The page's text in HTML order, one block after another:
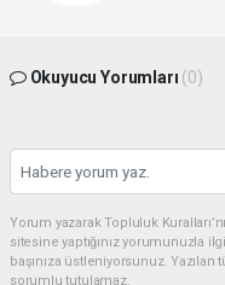
Okuyucu Yorumları (0)
Yorum yazarak Topluluk
sitesine yaptığınız yorumunuzla
başınıza üstleniyorsunuz.
sorumlu tutulamaz.